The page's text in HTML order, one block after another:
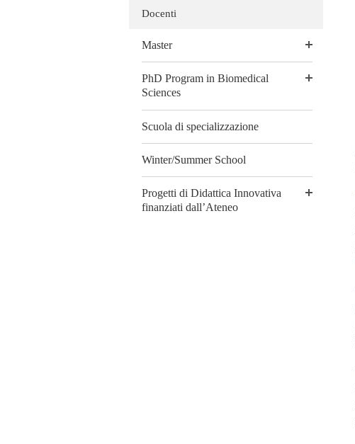
Docenti
Master
PhD Program in Biomedical
Sciences
Scuola di specializzazione
Winter/Summer School
Progetti di Didattica Innovativa
finanziati dall’Ateneo